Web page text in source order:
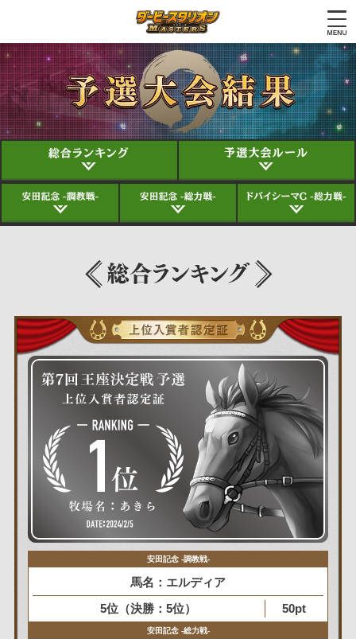
安田記念 -調教戦-
馬名：エルディア
5位（決勝：5位）
50pt
安田記念 -総力戦-